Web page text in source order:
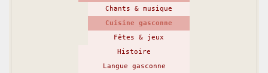
Chants & musique
Cuisine gasconne
Fêtes & jeux
Histoire
Langue gasconne